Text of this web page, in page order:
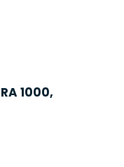
1000,